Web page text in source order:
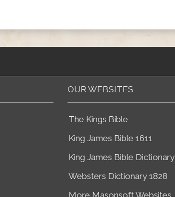
OUR WEBSITES
The Kings Bible
King James Bible 1611
King James Bible Dictionary
Websters Dictionary 1828
More Masonsoft Websites...